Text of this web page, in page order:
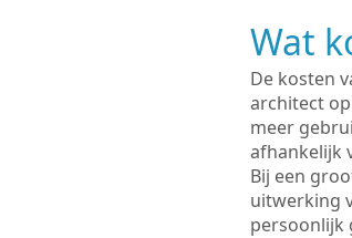
Wat
De kosten
architect
meer
afhankelijk
Bij een
uitwerking
persoonlijk